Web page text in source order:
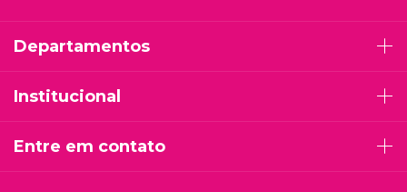
Departamentos
Institucional
Entre em contato